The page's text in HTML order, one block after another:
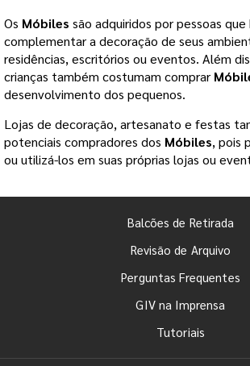
Os Móbiles são adquiridos por pessoas que
complementar a decoração de seus
residências, escritórios ou eventos. Além
crianças também costumam comprar
desenvolvimento dos pequenos.
Lojas de decoração, artesanato e festas
potenciais compradores dos Móbiles, pois
ou utilizá-los em suas próprias lojas ou
Balcões de Retirada
Revisão de Arquivo
Perguntas Frequentes
GIV na Imprensa
Tutoriais